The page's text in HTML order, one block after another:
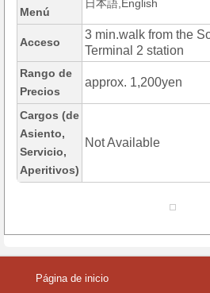
Menú
日本語,English
Acceso
3 min.walk from the
Terminal 2 station
Rango de
Precios
approx. 1,200yen
Cargos (de
Asiento,
Servicio,
Aperitivos)
Not Available
Página de inicio